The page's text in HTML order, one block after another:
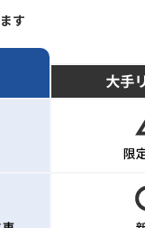
す